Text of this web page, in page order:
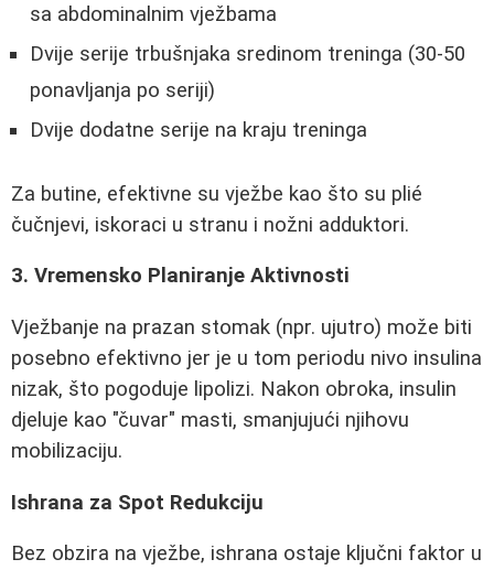
sa abdominalnim vježbama
Dvije serije trbušnjaka sredinom treninga (30-50
ponavljanja po seriji)
Dvije dodatne serije na kraju treninga
Za butine, efektivne su vježbe kao što su plié
čučnjevi, iskoraci u stranu i nožni adduktori.
3. Vremensko Planiranje Aktivnosti
Vježbanje na prazan stomak (npr. ujutro) može biti
posebno efektivno jer je u tom periodu nivo insulina
nizak, što pogoduje lipolizi. Nakon obroka, insulin
djeluje kao "čuvar" masti, smanjujući njihovu
mobilizaciju.
Ishrana za Spot Redukciju
Bez obzira na vježbe, ishrana ostaje ključni faktor u